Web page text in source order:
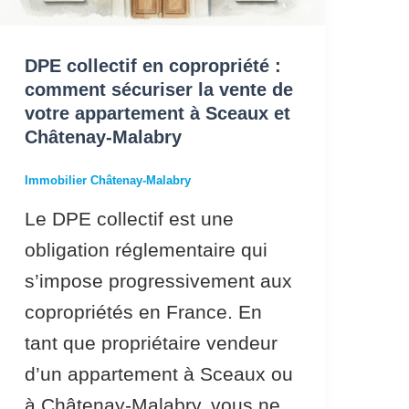
DPE collectif en copropriété :
comment sécuriser la vente de
votre appartement à Sceaux et
Châtenay-Malabry
Immobilier Châtenay-Malabry
Le DPE collectif est une
obligation réglementaire qui
s’impose progressivement aux
copropriétés en France. En
tant que propriétaire vendeur
d’un appartement à Sceaux ou
appartement
Sceaux
et
Châtenay-
Malabry